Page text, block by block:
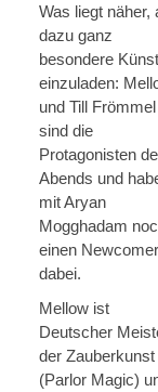
Was liegt näher,
dazu ganz
besondere
einzuladen:
und Till Frömmel
sind die
Protagonisten
Abends und
mit Aryan
Mogghadam
einen Newcomer
dabei.
Mellow ist
Deutscher
der Zauberkunst
(Parlor Magic)